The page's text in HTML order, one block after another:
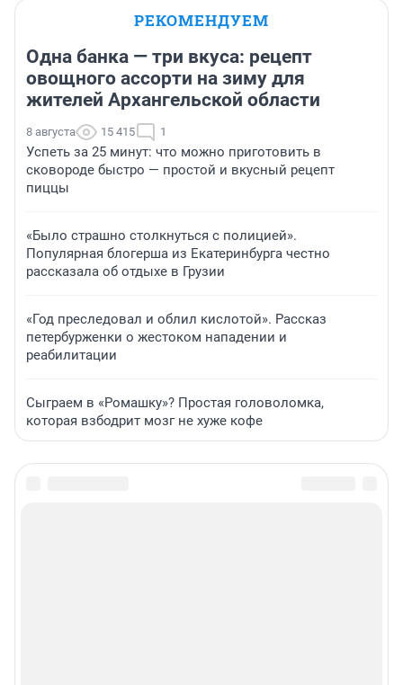
РЕКОМЕНДУЕМ
Одна банка — три вкуса: рецепт
овощного ассорти на зиму для
жителей Архангельской области
8 августа 15 415 1
Успеть за 25 минут: что можно приготовить в
сковороде быстро — простой и вкусный рецепт
пиццы
«Было страшно столкнуться с полицией».
Популярная блогерша из Екатеринбурга честно
рассказала об отдыхе в Грузии
«Год преследовал и облил кислотой». Рассказ
петербурженки о жестоком нападении и
реабилитации
Сыграем в «Ромашку»? Простая головоломка,
которая взбодрит мозг не хуже кофе